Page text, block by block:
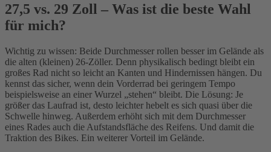
27,5 vs. 29 Zoll – Was ist die beste Wahl
für mich?
Wichtig zu wissen: Beide Durchmesser rollen besser im Gelände als
die alten (kleinen) 26-Zöller. Denn physikalisch bedingt bleibt ein
großes Rad nicht so leicht an Kanten und Hindernissen hängen. Du
kennst das sicher, wenn dein Vorderrad bei geringem Tempo
beispielsweise an einer Wurzel „stehen“ bleibt. Die Lösung: Je
größer das Laufrad ist, desto leichter hebelt es sich quasi über die
Schwelle hinweg. Außerdem erhöht sich mit dem Durchmesser
eines Rades auch die Aufstandsfläche des Reifens. Und damit die
Traktion des Bikes. Ein weiterer Vorteil im Gelände.